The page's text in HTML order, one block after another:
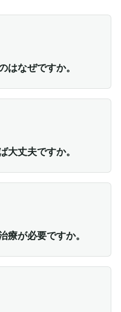
はなぜですか。
大丈夫ですか。
療が必要ですか。